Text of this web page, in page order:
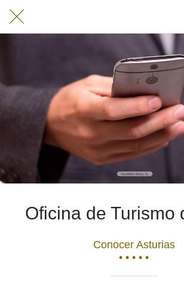
Oficina de Turismo
Conocer Asturias
• • • • •